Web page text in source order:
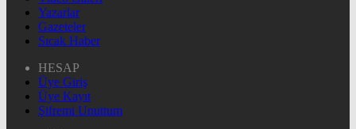
Yazarlar
Gazeteler
Sıcak Haber
HESAP
Üye Giriş
Üye Kayıt
Şifremi Unuttum